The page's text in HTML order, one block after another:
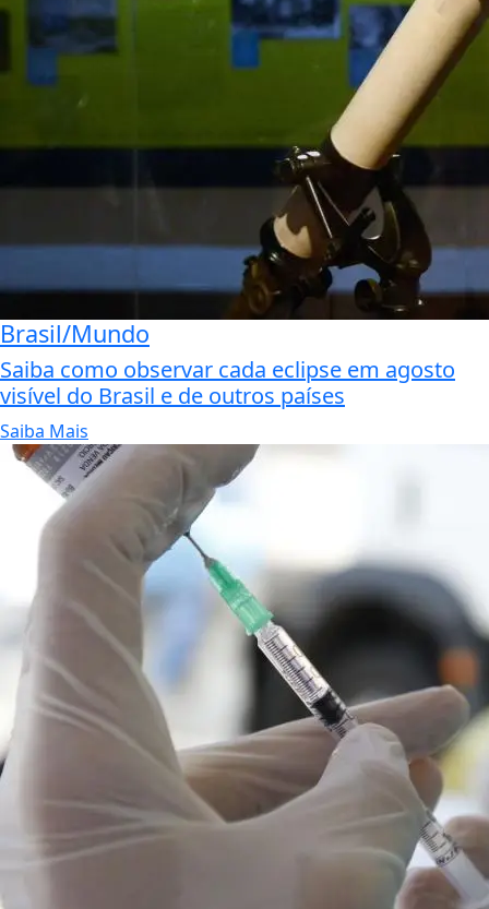
Brasil/Mundo
Saiba como observar cada eclipse em agosto
visível do Brasil e de outros países
Saiba Mais